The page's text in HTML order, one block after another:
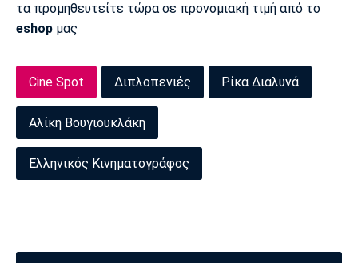
τα προμηθευτείτε τώρα σε προνομιακή τιμή από το
eshop μας
Cine Spot Διπλοπενιές Ρίκα Διαλυνά
Αλίκη Βουγιουκλάκη
Ελληνικός Κινηματογράφος